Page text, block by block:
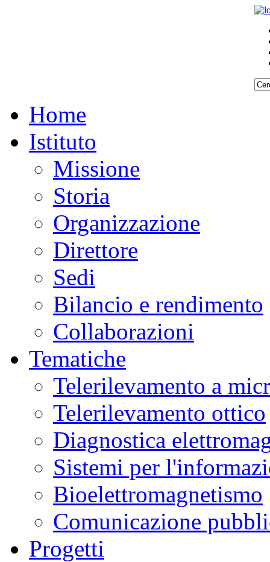
Home
Istituto
Missione
Storia
Organizzazione
Direttore
Sedi
Bilancio e rendimento
Collaborazioni
Tematiche
Telerilevamento a
Telerilevamento ottico
Diagnostica
Sistemi per
Bioelettromagnetismo
Comunicazione
Progetti